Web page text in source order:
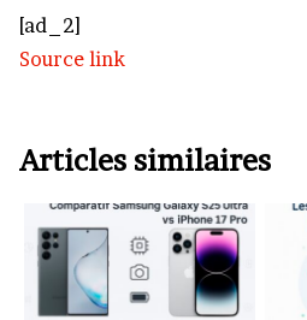
[ad_2]
Source link
Articles similaires